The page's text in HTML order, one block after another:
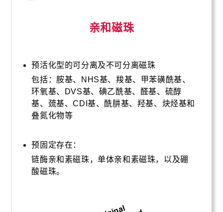
亲和磁珠
预活化型的可分离及不可分离磁珠
包括：胺基、NHS基、羧基、甲苯磺酰基、
环氧基、DVS基、碘乙酰基、醛基、硫醇
基、巯基、CDI基、酰肼基、羟基、炔烃基和
叠氮化物等
预固定存在：
链酶亲和素磁珠，单体亲和素磁珠，以及硼
酸磁珠。